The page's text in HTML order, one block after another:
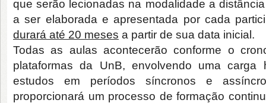
que serão lecionadas na modalidade a
a ser elaborada e apresentada por cada
durará até 20 meses a partir de sua data inicial.
Todas as aulas acontecerão conforme o
plataformas da UnB, envolvendo uma carga
estudos em períodos síncronos e
proporcionará um processo de formação